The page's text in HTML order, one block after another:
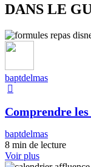
DANS LE
baptdelmas
Comprendre
baptdelmas
8 min de lecture
Voir plus